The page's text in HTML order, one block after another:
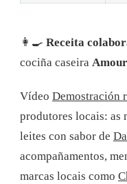
👩‍🍳 Receita
cociña caseira
Vídeo Demostración
produtores locais: as
leites con sabor de
acompañamentos,
marcas locais como